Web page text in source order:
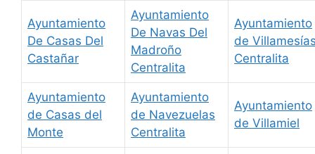
Ayuntamiento
De Casas Del
Castañar
Ayuntamiento
De Navas Del
Madroño
Centralita
Ayuntamiento
de
Centralita
Ayuntamiento
de Casas del
Monte
Ayuntamiento
de Navezuelas
Centralita
Ayuntamiento
de Villamiel